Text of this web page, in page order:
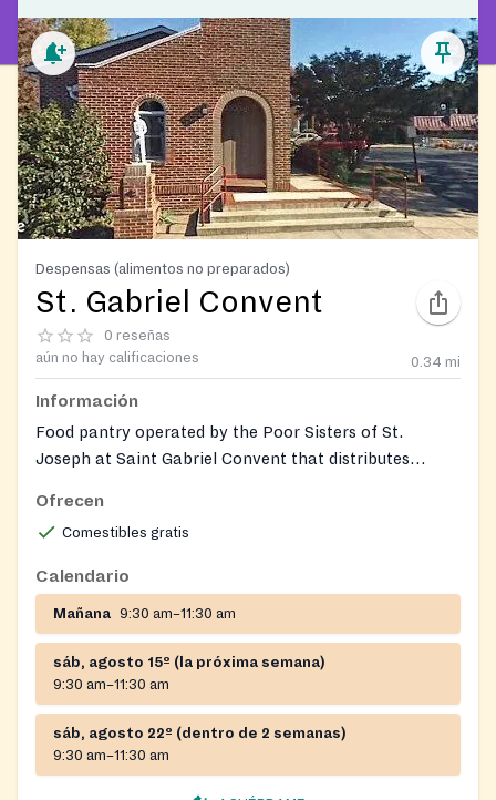
Despensas (alimentos no preparados)
St. Gabriel Convent
0 reseñas
aún no hay calificaciones
0.34 mi
Información
Food pantry operated by the Poor Sisters of St.
Joseph at Saint Gabriel Convent that distributes
Ofrecen
Comestibles gratis
Calendario
Mañana 9:30 am–11:30 am
sáb, agosto 15º (la próxima semana)
9:30 am–11:30 am
sáb, agosto 22º (dentro de 2 semanas)
9:30 am–11:30 am